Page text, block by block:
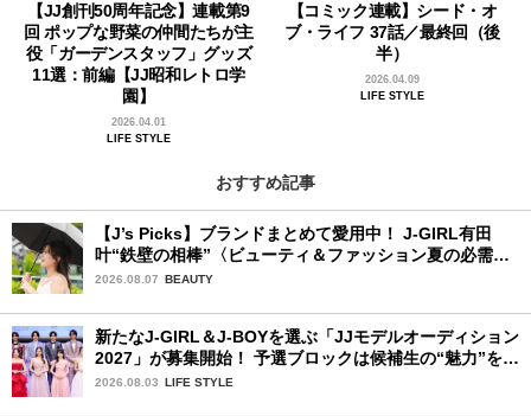
【JJ創刊50周年記念】連載第9
回 ポップな野菜の仲間たちが主
役「ガーデンスタッフ」グッズ
11選：前編【JJ昭和レトロ学
園】
2026.04.01
LIFE STYLE
【コミック連載】シード・オ
ブ・ライフ 37話／最終回（後
半）
2026.04.09
LIFE STYLE
おすすめ記事
【J’s Picks】ブランドまとめて愛用中！ J-GIRL有田
叶“鉄壁の相棒”〈ビューティ＆ファッション夏の必需
品〉
2026.08.07 BEAUTY
新たなJ-GIRL＆J-BOYを選ぶ「JJモデルオーディション
2027」が募集開始！ 予選ブロックは候補生の“魅力”を重
視した「新システム」に変わります
2026.08.03 LIFE STYLE